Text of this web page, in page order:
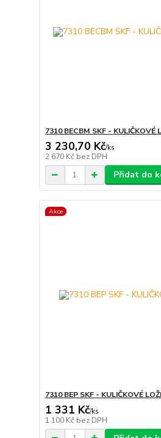
7310 BECBM SKF - KULIČKOVÉ
3 230,70 Kč/ks
2 670 Kč bez DPH
Přidat do
Akce
7310 BEP SKF - KULIČKOVÉ
1 331 Kč/ks
1 100 Kč bez DPH